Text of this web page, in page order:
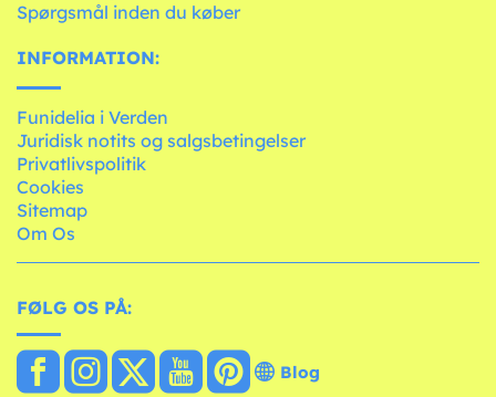
Spørgsmål inden du køber
INFORMATION:
Funidelia i Verden
Juridisk notits og salgsbetingelser
Privatlivspolitik
Cookies
Sitemap
Om Os
FØLG OS PÅ:
Blog